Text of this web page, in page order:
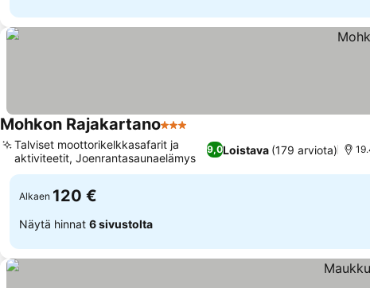
Mohkon Rajakartano3 Tähtiluokitus
9,0Loistava (179 arviota)
Talviset moottorikelkkasafarit ja
aktiviteetit, Joenrantasaunaelämys
Alkaen 120 €
Näytä hinnat 6 sivustolta